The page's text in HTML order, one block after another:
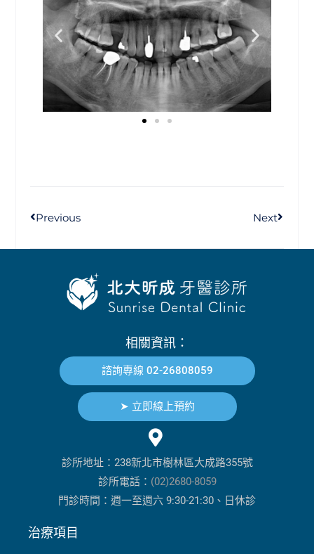
Previous Next
相關資訊：
諮詢專線 02-26808059
➤ 立即線上預約
診所地址：238新北市樹林區大成路355號
診所電話： (02)2680-8059
門診時間：週一至週六 9:30-21:30、日休診
治療項目